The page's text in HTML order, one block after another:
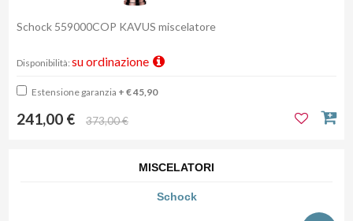
Schock 559000COP KAVUS miscelatore
Disponibilità: su ordinazione
Estensione garanzia + € 45,90
241,00 € 373,00 €
MISCELATORI
Schock